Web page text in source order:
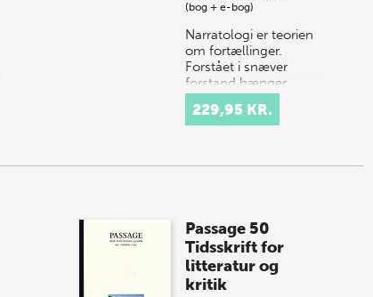
(bog + e-bog)
Narratologi er teorien
om fortællinger.
Forstået i snæver
forstand hænger
narratologi sammen
med den franske
strukturalisme og
litterær…
229,95 KR.
Passage 50
Tidsskrift for
litteratur og
kritik